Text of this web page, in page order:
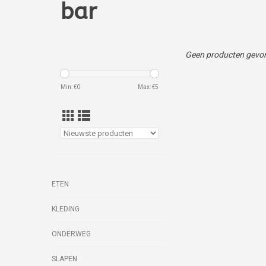
bar
Min: €0 Max: €5
ETEN
KLEDING
ONDERWEG
SLAPEN
Geen producten